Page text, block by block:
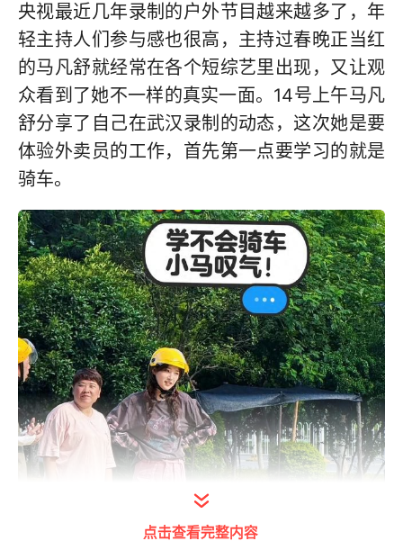
央视最近几年录制的户外节目越来越多了，年
轻主持人们参与感也很高，主持过春晚正当红
的马凡舒就经常在各个短综艺里出现，又让观
众看到了她不一样的真实一面。14号上午马凡
舒分享了自己在武汉录制的动态，这次她是要
体验外卖员的工作，首先第一点要学习的就是
骑车。
点击查看完整内容